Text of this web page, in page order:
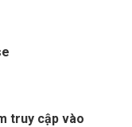
truy cập vào